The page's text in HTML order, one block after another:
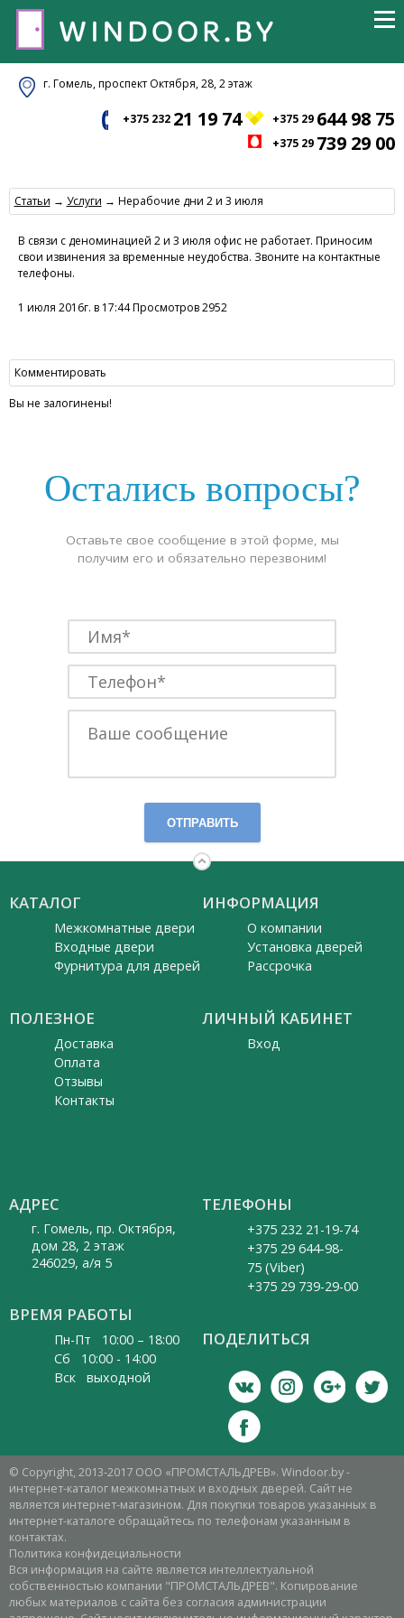
г. Гомель, проспект Октября, 28, 2 этаж
+375 232 21 19 74 +375 29 644 98 75
+375 29 739 29 00
Статьи → Услуги → Нерабочие дни 2 и 3 июля
В связи с деноминацией 2 и 3 июля офис не работает. Приносим
свои извинения за временные неудобства. Звоните на контактные
телефоны.
1 июля 2016г. в 17:44 Просмотров 2952
Комментировать
Вы не залогинены!
Остались вопросы?
Оставьте свое сообщение в этой форме, мы
получим его и обязательно перезвоним!
ОТПРАВИТЬ
КАТАЛОГ
Межкомнатные двери
Входные двери
Фурнитура для дверей
ПОЛЕЗНОЕ
Доставка
Оплата
Отзывы
Контакты
ИНФОРМАЦИЯ
О компании
Установка дверей
Рассрочка
ЛИЧНЫЙ КАБИНЕТ
Вход
АДРЕС
г. Гомель, пр. Октября,
дом 28, 2 этаж
246029, а/я 5
ВРЕМЯ РАБОТЫ
Пн-Пт 10:00 – 18:00
Cб 10:00 - 14:00
Вск выходной
ТЕЛЕФОНЫ
+375 232 21-19-74
+375 29 644-98-
75 (Viber)
+375 29 739-29-00
ПОДЕЛИТЬСЯ
© Copyright, 2013-2017 ООО «ПРОМСТАЛЬДРЕВ». Windoor.by -
интернет-каталог межкомнатных и входных дверей. Сайт не
является интернет-магазином. Для покупки товаров указанных в
интернет-каталоге обращайтесь по телефонам указанным в
контактах.
Политика конфидециальности
Вся информация на сайте является интеллектуальной
собственностью компании "ПРОМСТАЛЬДРЕВ". Копирование
любых материалов с сайта без согласия администрации